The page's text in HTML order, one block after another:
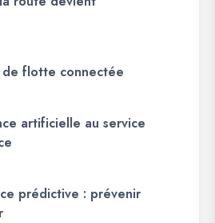
de flotte connectée
artificielle au service
prédictive : prévenir